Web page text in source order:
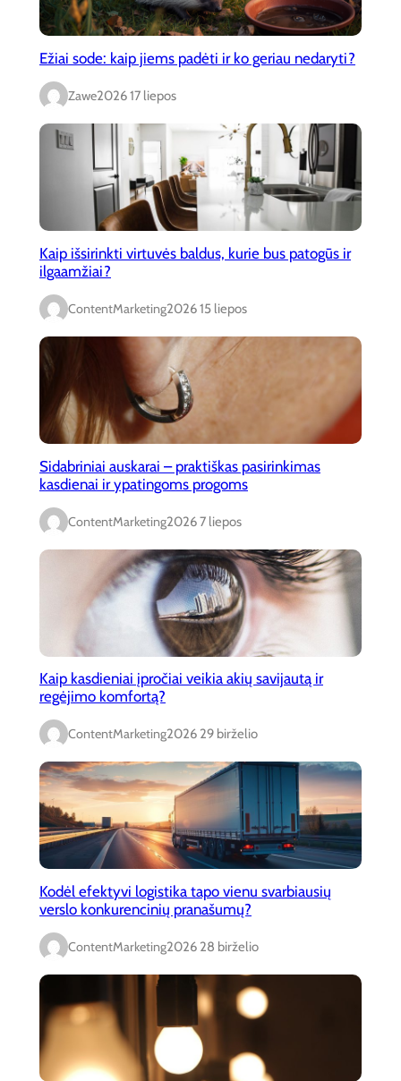
Ežiai sode: kaip jiems padėti ir ko geriau nedaryti?
Zawe2026 17 liepos
Kaip išsirinkti virtuvės baldus, kurie bus patogūs ir
ilgaamžiai?
ContentMarketing2026 15 liepos
Sidabriniai auskarai – praktiškas pasirinkimas
kasdienai ir ypatingoms progoms
ContentMarketing2026 7 liepos
Kaip kasdieniai įpročiai veikia akių savijautą ir
regėjimo komfortą?
ContentMarketing2026 29 birželio
Kodėl efektyvi logistika tapo vienu svarbiausių
verslo konkurencinių pranašumų?
ContentMarketing2026 28 birželio